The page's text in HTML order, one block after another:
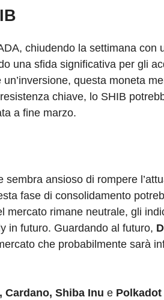
chiudendo la settimana con
una sfida significativa per gli
questa moneta
chiave, lo SHIB
a fine marzo.
ansioso di rompere
fase di consolidamento
mercato rimane neutrale, gli
in futuro. Guardando al futuro,
che probabilmente sarà
Cardano, Shiba Inu e Polkadot